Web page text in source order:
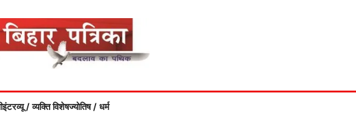
इंटरव्यू / व्यक्ति विशेषज्योतिष / धर्म